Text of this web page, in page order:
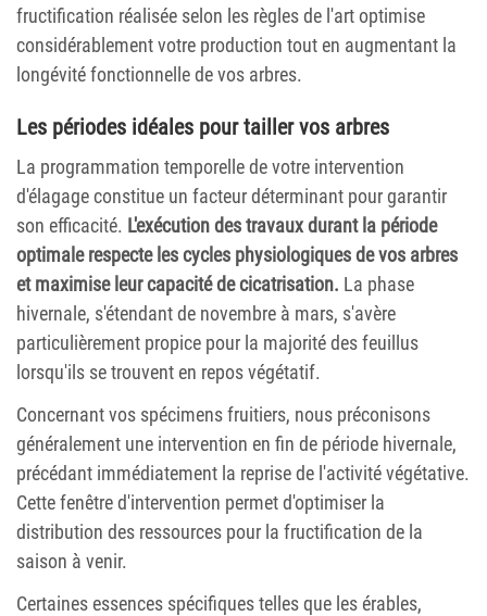
fructification réalisée selon les règles de l'art optimise
considérablement votre production tout en augmentant la
longévité fonctionnelle de vos arbres.
Les périodes idéales pour tailler vos arbres
La programmation temporelle de votre intervention
d'élagage constitue un facteur déterminant pour garantir
son efficacité. L'exécution des travaux durant la période
optimale respecte les cycles physiologiques de vos arbres
et maximise leur capacité de cicatrisation. La phase
hivernale, s'étendant de novembre à mars, s'avère
particulièrement propice pour la majorité des feuillus
lorsqu'ils se trouvent en repos végétatif.
Concernant vos spécimens fruitiers, nous préconisons
généralement une intervention en fin de période hivernale,
précédant immédiatement la reprise de l'activité végétative.
Cette fenêtre d'intervention permet d'optimiser la
distribution des ressources pour la fructification de la
saison à venir.
Certaines essences spécifiques telles que les érables,